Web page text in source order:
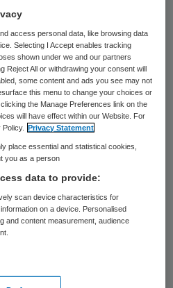
een
die volgens de
alleen maar
financiële druk en
NL en Per Saldo wordt
voor
moeilijker om
hen zorg en
geven. Een kwart van
bedrag
benodigde zorg in te
access personal data, like browsing data
Selecting I Accept enables tracking
shown under we and our partners
Reject All or withdrawing your consent will
some content and ads you see may not
this menu to change your choices or
the Manage Preferences link on the
will have effect within our Website. For
Privacy Statement
place essential and statistical cookies,
you as a person
data to provide:
scan device characteristics for
on a device. Personalised
and content measurement, audience